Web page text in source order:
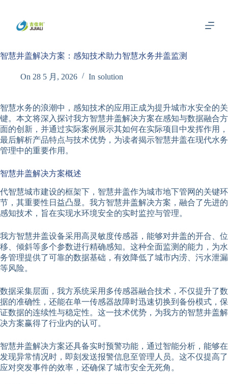
内
智慧井盖解决方案：感知技术助力智慧水务井盖监测
On 28 5 月, 2026 In solution
智慧水务的浪潮中，感知技术的应用正成为提升城市水安全的关
键。本文将深入探讨我方智慧井盖解决方案在感知与数据融合方
面的创新，并通过实际案例展示其如何在实际项目中发挥作用，
最后解析产品特点与技术优势，为读者揭示智慧井盖在现代水务
管理中的重要作用。
智慧井盖解决方案概述
代智慧城市建设的框架下，智慧井盖作为城市地下管网的关键环
节，其重要性日益凸显。我方智慧井盖解决方案，融合了先进的
感知技术，旨在实现水环境安全的实时监控与管理。
我方智慧井盖设备采用高灵敏度传感器，能够对井盖的开合、位
移、倾斜等多个参数进行精确感知。这种全面监测的能力，为水
务管理提供了可靠的数据基础，有效降低了城市内涝、污水泄漏
等风险。
数据采集层面，我方系统采用多传感器融合技术，不仅提升了数
据的准确性，还能在单一传感器故障时迅速切换到备份模式，保
证数据的连续性与稳定性。这一技术优势，为我方的智慧井盖解
决方案赢得了行业内的认可。
智慧井盖解决方案还具备实时预警功能，通过智能分析，能够在
发现异常情况时，即刻发送报警信息至管理人员。这不仅提高了
应对突发事件的效率，还确保了城市安全无死角。